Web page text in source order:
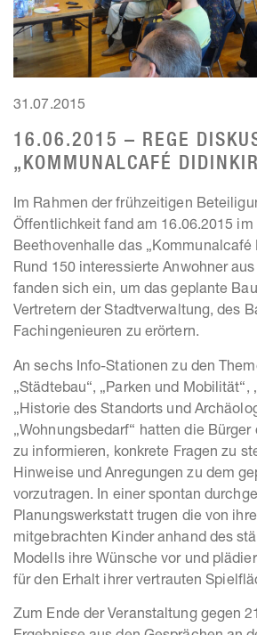
31.07.2015
16.06.2015 – REGE
„KOMMUNALCAFÉ
Im Rahmen der frühzeitigen
Öffentlichkeit fand am 16.06.2015 im
Beethovenhalle das „Kommunalcafé
Rund 150 interessierte Anwohner
fanden sich ein, um das geplante
Vertretern der Stadtverwaltung, des
Fachingenieuren zu erörtern.
An sechs Info-Stationen zu den
„Städtebau“, „Parken und Mobilität“,
„Historie des Standorts und
„Wohnungsbedarf“ hatten die
zu informieren, konkrete Fragen zu
Hinweise und Anregungen zu dem
vorzutragen. In einer spontan
Planungswerkstatt trugen die von
mitgebrachten Kinder anhand des
Modells ihre Wünsche vor und
für den Erhalt ihrer vertrauten
Zum Ende der Veranstaltung gegen